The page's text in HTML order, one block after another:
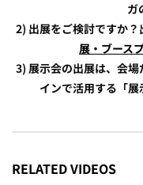
ガ
2) 出展をご検討ですか？
展・ブース
3) 展示会の出展は、会
インで活用する「
RELATED VIDEOS